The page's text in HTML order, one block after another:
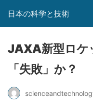
日本の科学と技術
JAXA新型ロケ
「失敗」か？